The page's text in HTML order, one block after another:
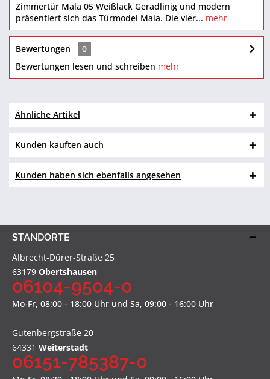
Zimmertür Mala 05 Weißlack Geradlinig und modern
präsentiert sich das Türmodel Mala. Die vier... mehr
Bewertungen
0
Bewertungen lesen und schreiben mehr
Ähnliche Artikel
Kunden kauften auch
Kunden haben sich ebenfalls angesehen
STANDORTE
Albrecht-Dürer-Straße 25
63179 Obertshausen
06104-9504-0
Mo-Fr, 08:00 - 18:00 Uhr und Sa, 09:00 - 16:00 Uhr
Gutenbergstraße 20
64331 Weiterstadt
06151-785387-0